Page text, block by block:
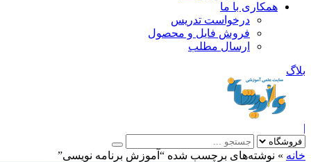
همکاری با ما
درخواست تدریس
فروش فایل و محصول
ارسال مطلب
»نوشته‌های برچسب شده “آموزش برنامه نویسی”